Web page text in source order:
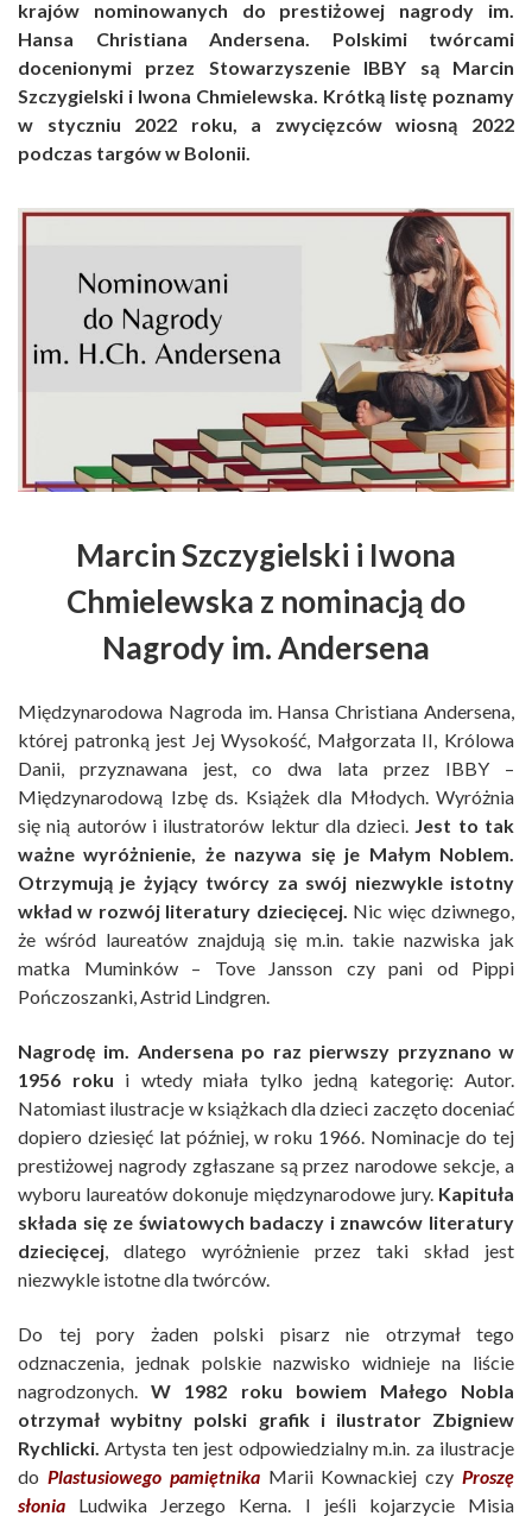
krajów nominowanych do prestiżowej nagrody im.
Hansa Christiana Andersena. Polskimi twórcami
docenionymi przez Stowarzyszenie IBBY są Marcin
Szczygielski i Iwona Chmielewska. Krótką listę poznamy
w styczniu 2022 roku, a zwycięzców wiosną 2022
podczas targów w Bolonii.
Marcin Szczygielski i Iwona
Chmielewska z nominacją do
Nagrody im. Andersena
Międzynarodowa Nagroda im. Hansa Christiana Andersena,
której patronką jest Jej Wysokość, Małgorzata II, Królowa
Danii, przyznawana jest, co dwa lata przez IBBY –
Międzynarodową Izbę ds. Książek dla Młodych. Wyróżnia
się nią autorów i ilustratorów lektur dla dzieci. Jest to tak
ważne wyróżnienie, że nazywa się je Małym Noblem.
Otrzymują je żyjący twórcy za swój niezwykle istotny
wkład w rozwój literatury dziecięcej. Nic więc dziwnego,
że wśród laureatów znajdują się m.in. takie nazwiska jak
matka Muminków – Tove Jansson czy pani od Pippi
Pończoszanki, Astrid Lindgren.
Nagrodę im. Andersena po raz pierwszy przyznano w
1956 roku i wtedy miała tylko jedną kategorię: Autor.
Natomiast ilustracje w książkach dla dzieci zaczęto doceniać
dopiero dziesięć lat później, w roku 1966. Nominacje do tej
prestiżowej nagrody zgłaszane są przez narodowe sekcje, a
wyboru laureatów dokonuje międzynarodowe jury. Kapituła
składa się ze światowych badaczy i znawców literatury
dziecięcej, dlatego wyróżnienie przez taki skład jest
niezwykle istotne dla twórców.
Do tej pory żaden polski pisarz nie otrzymał tego
odznaczenia, jednak polskie nazwisko widnieje na liście
nagrodzonych.W 1982 roku bowiem Małego Nobla
otrzymał wybitny polski grafik i ilustrator Zbigniew
Rychlicki. Artysta ten jest odpowiedzialny m.in. za ilustracje
do Plastusiowego pamiętnikaMarii Kownackiej czyProszę
słonia Ludwika Jerzego Kerna. I jeśli kojarzycie Misia